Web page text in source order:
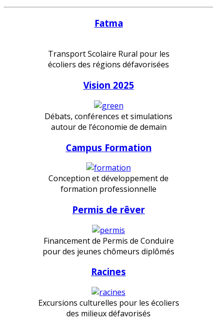
Fatma
Transport Scolaire Rural pour les
écoliers des régions défavorisées
Vision 2025
Débats, conférences et simulations
autour de l’économie de demain
Campus Formation
Conception et développement de
formation professionnelle
Permis de rêver
Financement de Permis de Conduire
pour des jeunes chômeurs diplômés
Racines
Excursions culturelles pour les écoliers
des milieux défavorisés